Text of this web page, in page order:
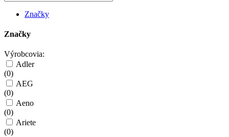
Značky
Značky
Výrobcovia:
Adler
(0)
AEG
(0)
Aeno
(0)
Ariete
(0)